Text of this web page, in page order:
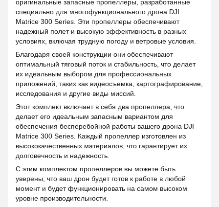
оригинальные запасные пропеллеры, разработанные
специально для многофункционального дрона DJI
Matrice 300 Series. Эти пропеллеры обеспечивают
надежный полет и высокую эффективность в разных
условиях, включая трудную погоду и ветровые условия.
Благодаря своей конструкции они обеспечивают
оптимальный тяговый поток и стабильность, что делает
их идеальным выбором для профессиональных
приложений, таких как видеосъемка, картографирование,
исследования и другие виды миссий.
Этот комплект включает в себя два пропеллера, что
делает его идеальным запасным вариантом для
обеспечения бесперебойной работы вашего дрона DJI
Matrice 300 Series. Каждый пропеллер изготовлен из
высококачественных материалов, что гарантирует их
долговечность и надежность.
С этим комплектом пропеллеров вы можете быть
уверены, что ваш дрон будет готов к работе в любой
момент и будет функционировать на самом высоком
уровне производительности.